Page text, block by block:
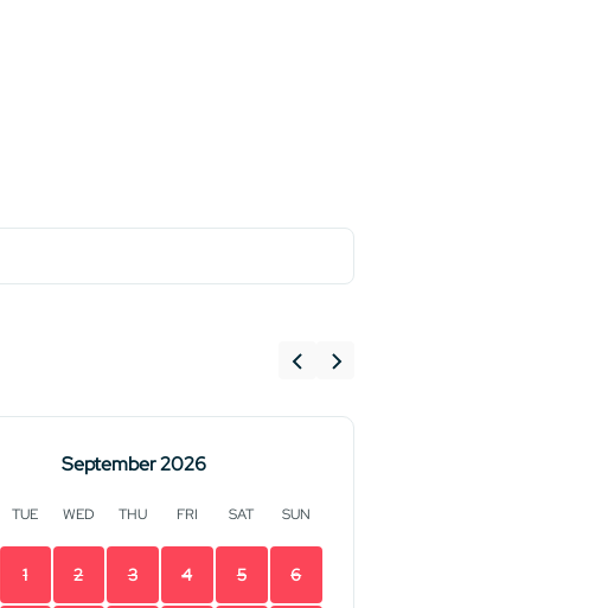
September 2026
TUE WED THU FRI SAT SUN
1 2 3 4 5 6